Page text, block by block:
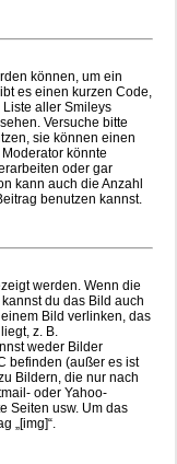
können, um ein
es einen kurzen Code,
Liste aller Smileys
Versuche bitte
sie können einen
könnte
oder gar
kann auch die Anzahl
benutzen kannst.
werden. Wenn die
du das Bild auch
Bild verlinken, das
z. B.
weder Bilder
befinden (außer es ist
Bildern, die nur nach
oder Yahoo-
Seiten usw. Um das
„[img]“.